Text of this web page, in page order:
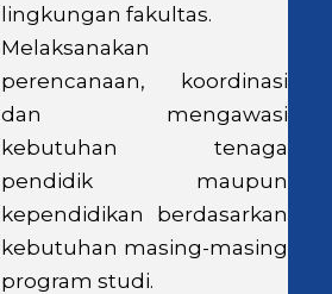
lingkungan fakultas.
Melaksanakan
perencanaan, koordinasi
dan mengawasi
kebutuhan tenaga
pendidik maupun
kependidikan berdasarkan
kebutuhan masing-masing
program studi.